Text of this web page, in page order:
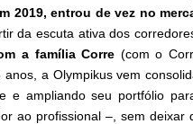
2019, entrou de vez no
da escuta ativa dos
a família Corre (com o
a Olympikus vem
e ampliando seu portfólio
ao profissional –, sem deixar